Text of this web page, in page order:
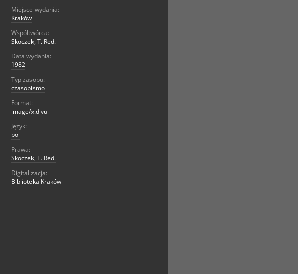
Miejsce wydania:
Kraków
Współtwórca:
Skoczek, T. Red.
Data wydania:
1982
Typ zasobu:
czasopismo
Format:
image/x.djvu
Język:
pol
Prawa:
Skoczek, T. Red.
Digitalizacja:
Biblioteka Kraków